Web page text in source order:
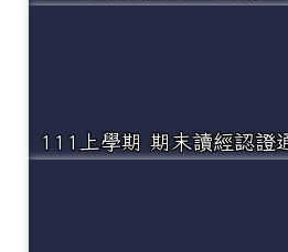
111上學期 期末讀經認證